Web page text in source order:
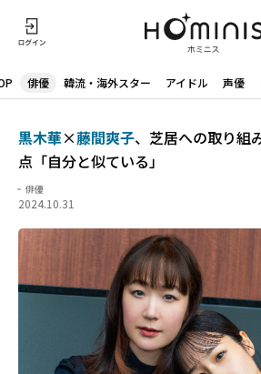
俳優 韓流・海外スター アイドル 声優
黒木華×藤間爽子​​、芝居への取り組
点「自分と似ている」
俳優
2024.10.31